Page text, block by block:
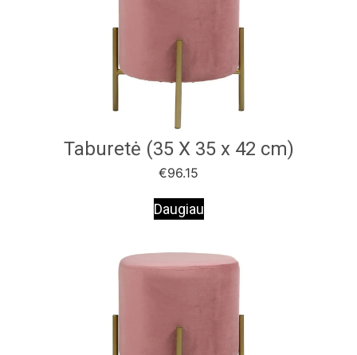
Taburetė (35 X 35 x 42 cm)
€96.15
Daugiau